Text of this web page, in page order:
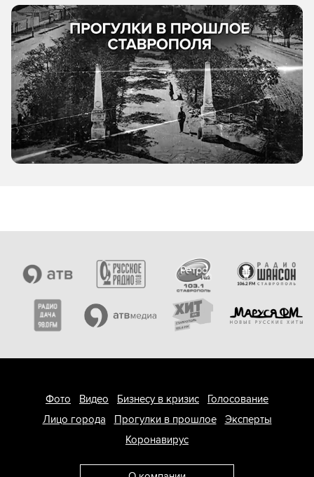
Фото Видео Бизнесу в кризис
Голосование
Лицо города
Прогулки в прошлое
Эксперты
Коронавирус